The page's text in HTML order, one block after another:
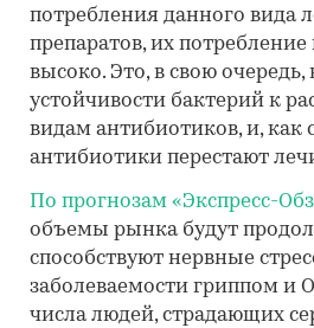
потребления данного вида
препаратов, их
высоко. Это, в свою очередь,
устойчивости бактерий к
видам антибиотиков, и, как
антибиотики перестают
По прогнозам «Экспресс-
объемы рынка будут
способствуют нервные
заболеваемости гриппом и
числа людей, страдающих